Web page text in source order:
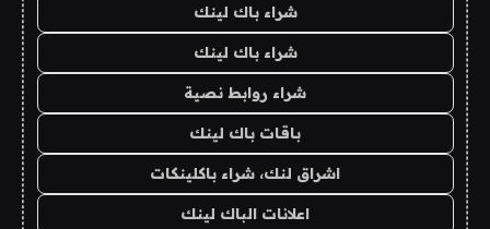
شراء باك لينك
شراء باك لينك
شراء روابط نصية
باقات باك لينك
اشراق لنك، شراء باكلينكات
اعلانات الباك لينك